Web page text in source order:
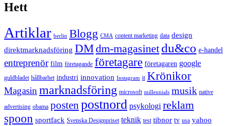
Hett
Artiklar berlin Blogg CMA content marketing data design
direktmarknadsföring DMdm-magasinet du&co e-handel
entreprenör film företagande företagare företagaren google
guldbladet hållbarhet industri innovation Instagram it Krönikor
Magasin marknadsföring microsoft millennials musik native
advertising obama posten postnord psykologi reklam
spoon sportfack Svenska Designpriset teknik test tibnor tv usa yahoo